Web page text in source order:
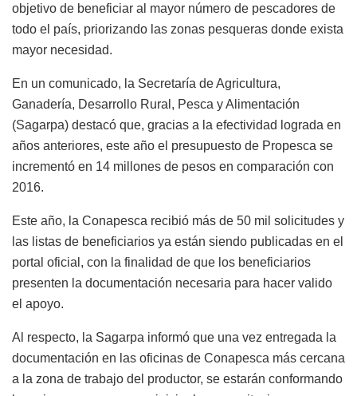
objetivo de beneficiar al mayor número de pescadores de
todo el país, priorizando las zonas pesqueras donde exista
mayor necesidad.
En un comunicado, la Secretaría de Agricultura,
Ganadería, Desarrollo Rural, Pesca y Alimentación
(Sagarpa) destacó que, gracias a la efectividad lograda en
años anteriores, este año el presupuesto de Propesca se
incrementó en 14 millones de pesos en comparación con
2016.
Este año, la Conapesca recibió más de 50 mil solicitudes y
las listas de beneficiarios ya están siendo publicadas en el
portal oficial, con la finalidad de que los beneficiarios
presenten la documentación necesaria para hacer valido
el apoyo.
Al respecto, la Sagarpa informó que una vez entregada la
documentación en las oficinas de Conapesca más cercana
a la zona de trabajo del productor, se estarán conformando